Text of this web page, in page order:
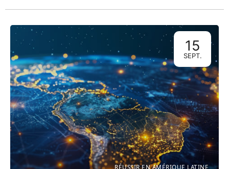
15
SEPT.
RÉUSSIR EN AMÉRIQUE LATINE